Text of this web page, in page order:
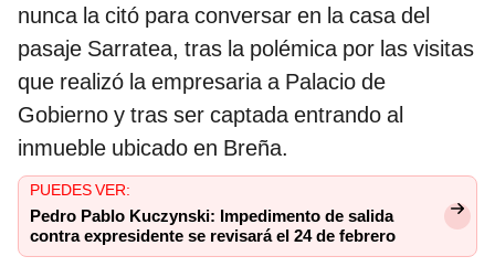
nunca la citó para conversar en la casa del
pasaje Sarratea, tras la polémica por las visitas
que realizó la empresaria a Palacio de
Gobierno y tras ser captada entrando al
inmueble ubicado en Breña.
PUEDES VER:
Pedro Pablo Kuczynski: Impedimento de salida
contra expresidente se revisará el 24 de febrero